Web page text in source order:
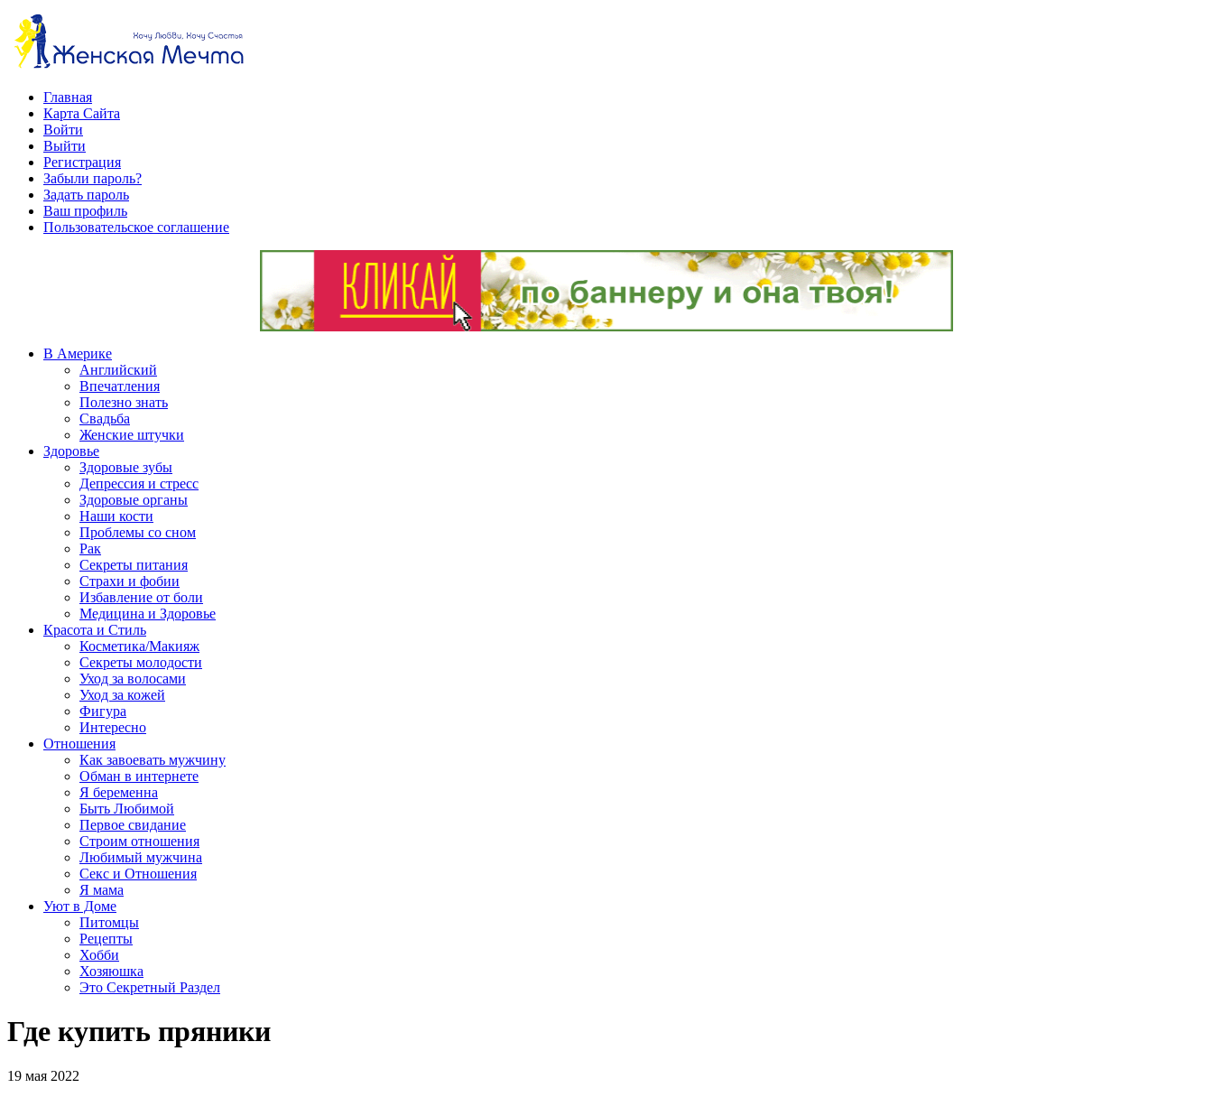
Главная
Карта Сайта
Войти
Выйти
Регистрация
Забыли пароль?
Задать пароль
Ваш профиль
Пользовательское соглашение
В Америке
Английский
Впечатления
Полезно знать
Свадьба
Женские штучки
Здоровье
Здоровые зубы
Депрессия и стресс
Здоровые органы
Наши кости
Проблемы со сном
Рак
Секреты питания
Страхи и фобии
Избавление от боли
Медицина и Здоровье
Красота и Стиль
Косметика/Макияж
Секреты молодости
Уход за волосами
Уход за кожей
Фигура
Интересно
Отношения
Как завоевать мужчину
Обман в интернете
Я беременна
Быть Любимой
Первое свидание
Строим отношения
Любимый мужчина
Секс и Отношения
Я мама
Уют в Доме
Питомцы
Рецепты
Хобби
Хозяюшка
Это Секретный Раздел
Где купить пряники
19 мая 2022